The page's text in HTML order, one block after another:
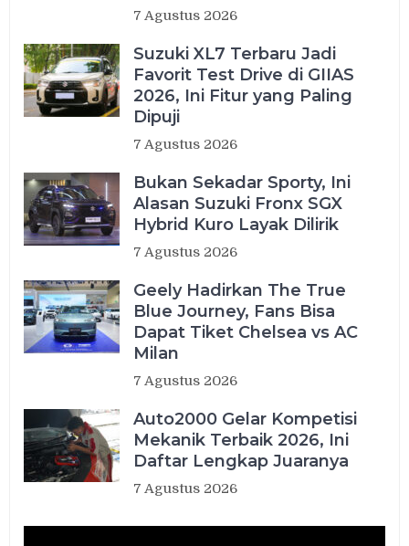
7 Agustus 2026
Suzuki XL7 Terbaru Jadi
Favorit Test Drive di GIIAS
2026, Ini Fitur yang Paling
Dipuji
7 Agustus 2026
Bukan Sekadar Sporty, Ini
Alasan Suzuki Fronx SGX
Hybrid Kuro Layak Dilirik
7 Agustus 2026
Geely Hadirkan The True
Blue Journey, Fans Bisa
Dapat Tiket Chelsea vs AC
Milan
7 Agustus 2026
Auto2000 Gelar Kompetisi
Mekanik Terbaik 2026, Ini
Daftar Lengkap Juaranya
7 Agustus 2026